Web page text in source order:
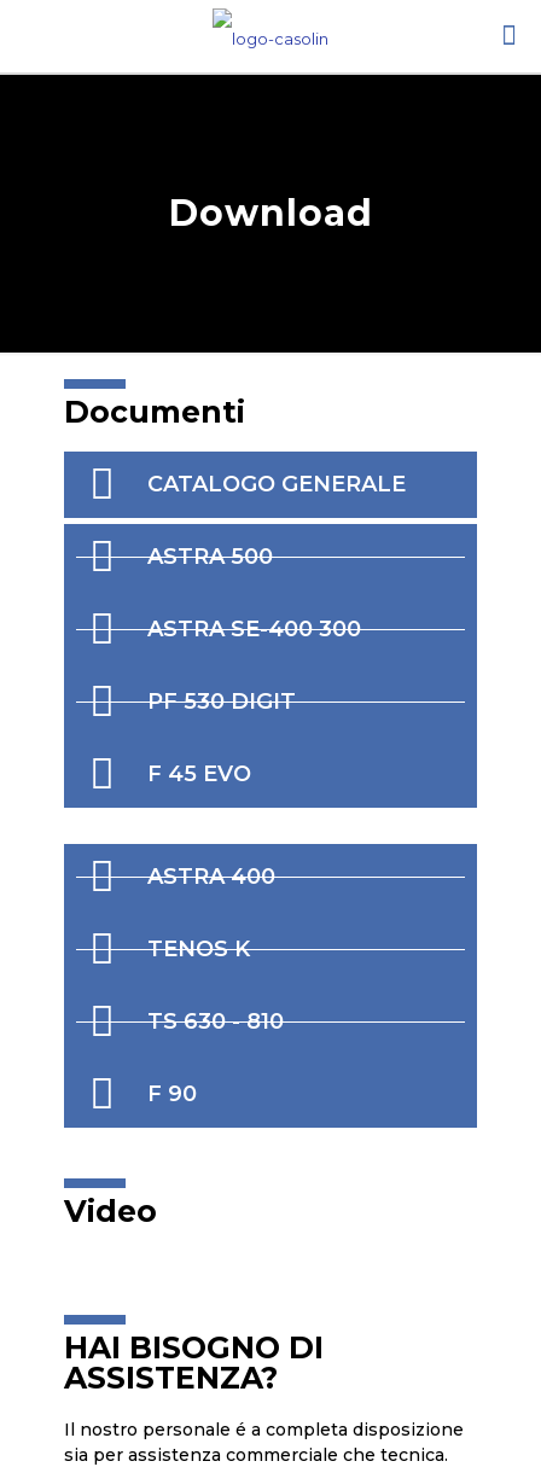
Download
Documenti
CATALOGO GENERALE
ASTRA 500
ASTRA SE-400 300
PF 530 DIGIT
F 45 EVO
ASTRA 400
TENOS K
TS 630 - 810
F 90
Video
HAI BISOGNO DI
ASSISTENZA?
Il nostro personale é a completa disposizione
sia per assistenza commerciale che tecnica.